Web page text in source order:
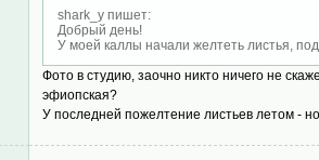
shark_y пишет:
Добрый день!
У моей каллы начали желтеть листья,
Фото в студию, заочно никто ничего не
эфиопская?
У последней пожелтение листьев летом -